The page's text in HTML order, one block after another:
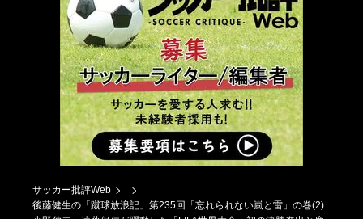
サッカー批評Web
後藤健生の「蹴球放浪記」第235回「忘れられない嵐と雷」の巻(2)